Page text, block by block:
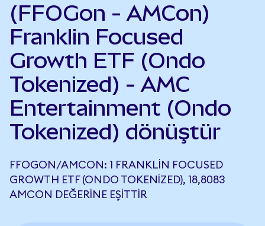
(FFOGon - AMCon)
Franklin Focused
Growth ETF (Ondo
Tokenized) - AMC
Entertainment (Ondo
Tokenized) dönüştür
FFOGON/AMCON: 1 FRANKLIN FOCUSED
GROWTH ETF (ONDO TOKENIZED), 18,8083
AMCON DEĞERINE EŞITTIR